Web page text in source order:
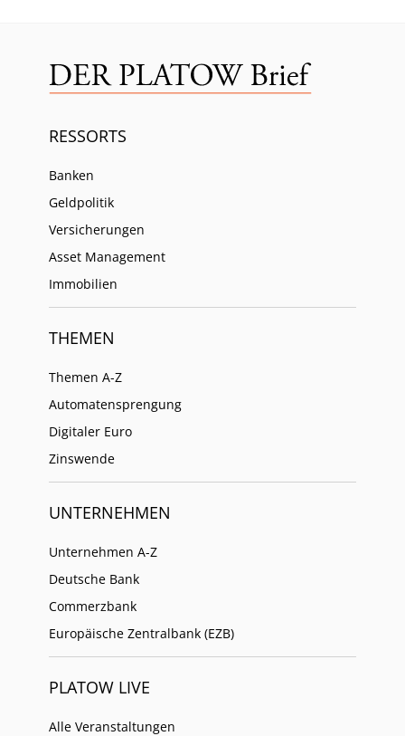
RESSORTS
Banken
Geldpolitik
Versicherungen
Asset Management
Immobilien
THEMEN
Themen A-Z
Automatensprengung
Digitaler Euro
Zinswende
UNTERNEHMEN
Unternehmen A-Z
Deutsche Bank
Commerzbank
Europäische Zentralbank (EZB)
PLATOW LIVE
Alle Veranstaltungen